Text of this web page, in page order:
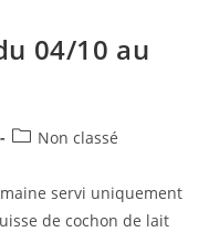
04/10 au
Non classé
servi uniquement
de cochon de lait